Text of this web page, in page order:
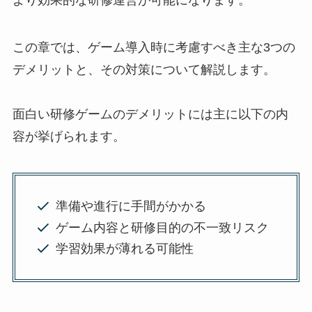
この章では、ゲーム導入時に考慮すべき主な3つの
デメリットと、その対策について解説します。
面白い研修ゲームのデメリットには主に以下の内
容が挙げられます。
準備や進行に手間がかかる
ゲーム内容と研修目的の不一致リスク
学習効果が薄れる可能性